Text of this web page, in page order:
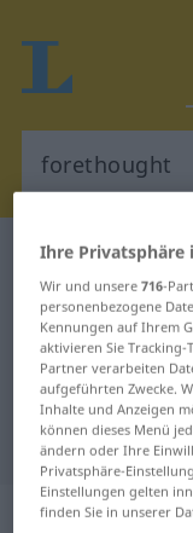
Englisch-
Englisch-
Ihre Privatsphäre
Wir und unsere716-
personenbezogene
Kennungen auf Ihrem
aktivieren Sie
Partner verarbeiten
aufgeführten Zwecke.
Inhalte und Anzeigen
können dieses Menü
ändern oder Ihre
Privatsphäre-
Einstellungen gelten
finden Sie in unserer